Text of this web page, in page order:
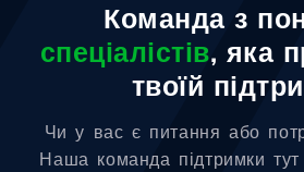
Команда з
спеціалістів, яка
твоїй
Чи у вас є питання або
Наша команда підтримки